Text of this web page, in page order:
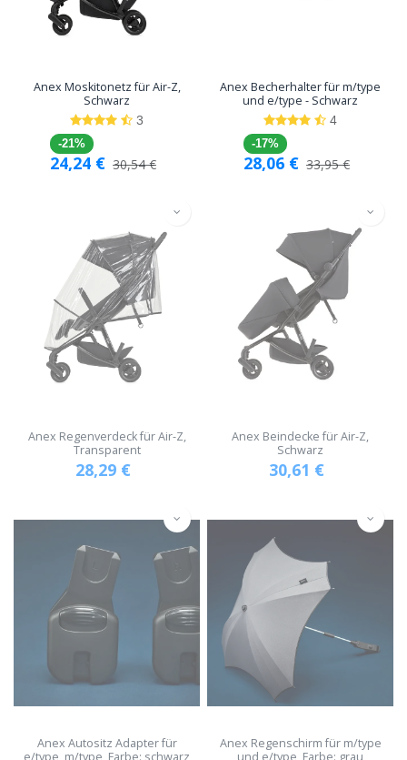
Anex Moskitonetz für Air-Z,
Schwarz
3
-21%
24,24 € 30,54€
Anex Becherhalter für m/type
und e/type - Schwarz
4
-17%
28,06 € 33,95€
Anex Regenverdeck für Air-Z,
Transparent
28,29 €
Anex Beindecke für Air-Z,
Schwarz
30,61 €
Anex Autositz Adapter für
Anex Regenschirm für m/type